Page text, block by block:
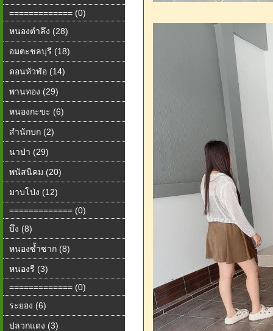
============= (0)
หนองตำลึง (28)
อมตะชลบุรี (18)
ดอนหัวฬ่อ (14)
พานทอง (29)
หนองกะขะ (6)
สำนักบก (2)
นาป่า (29)
พนัสนิคม (20)
มาบโป่ง (12)
============= (0)
บึง (8)
หนองซ้ำซาก (8)
หนองรี (3)
============= (0)
ระยอง (6)
ปลวกแดง (3)